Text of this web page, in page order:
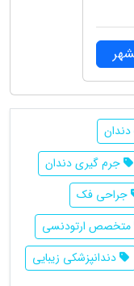
جرم گیری دندان
جراحی فک
متخصص ارتودنسی
دندانپزشکی زیبایی